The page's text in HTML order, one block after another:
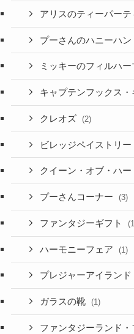
アリスのティーパーテ
プーさんのハニーハン
ミッキーのフィルハー
キャプテンフックス・
クレオズ (2)
ビレッジペイストリー
クイーン・オブ・ハ
プーさんコーナー (3)
ファンタジーギフト
ハーモニーフェア (1)
プレジャーアイラン
ガラスの靴 (1)
ファンタジーランド